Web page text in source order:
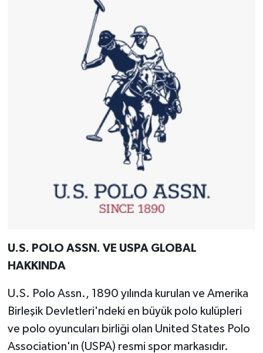
U.S. POLO ASSN. VE USPA GLOBAL
HAKKINDA
U.S. Polo Assn., 1890 yılında kurulan ve Amerika
Birleşik Devletleri'ndeki en büyük polo kulüpleri
ve polo oyuncuları birliği olan United States Polo
Association'ın (USPA) resmi spor markasıdır.